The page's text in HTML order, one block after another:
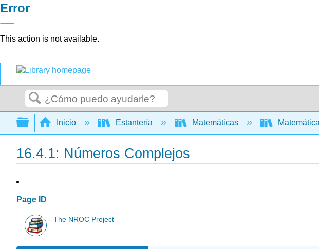
Error
This action is not available.
Buscar
Expandir/contraer jerarquía global
Inicio Estantería Matemáticas
16.4.1: Números Complejos
Page ID
The NROC Project